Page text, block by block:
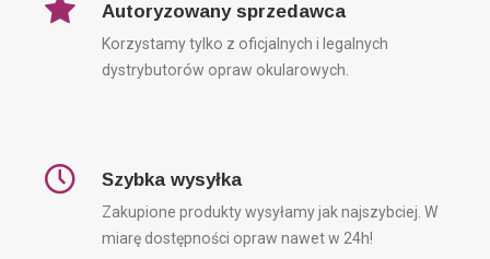
Autoryzowany sprzedawca
Korzystamy tylko z oficjalnych i legalnych
dystrybutorów opraw okularowych.
Szybka wysyłka
Zakupione produkty wysyłamy jak najszybciej. W
miarę dostępności opraw nawet w 24h!